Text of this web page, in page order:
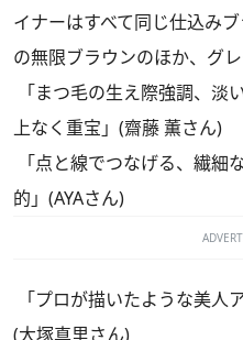
イナーはすべて同じ仕込み
の無限ブラウンのほか、グ
「まつ毛の生え際強調、淡
上なく重宝」(齋藤 薫さん)
「点と線でつなげる、繊細
的」(AYAさん)
「プロが描いたような美人
(大塚真里さん)